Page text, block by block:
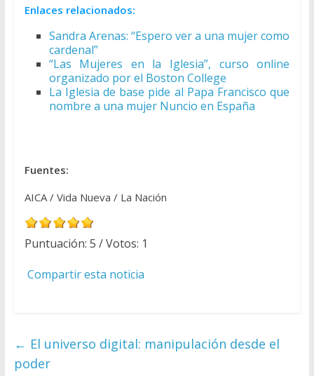
Enlaces relacionados:
Sandra Arenas: “Espero ver a una mujer como
cardenal”
“Las Mujeres en la Iglesia”, curso online
organizado por el Boston College
La Iglesia de base pide al Papa Francisco que
nombre a una mujer Nuncio en España
Fuentes:
AICA / Vida Nueva / La Nación
Puntuación: 5 / Votos: 1
Compartir esta noticia
← El universo digital: manipulación desde el
poder